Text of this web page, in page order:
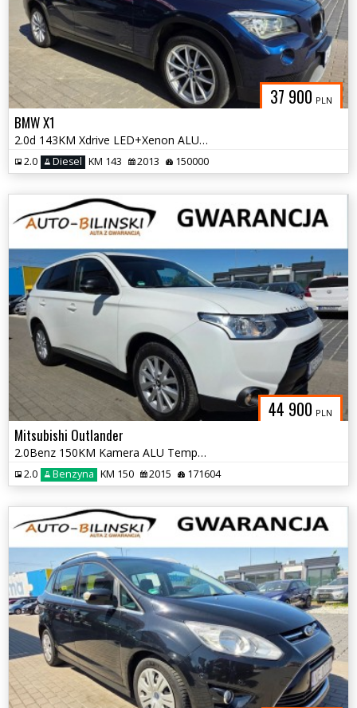
37 900 PLN
BMW X1
2.0d 143KM Xdrive LED+Xenon ALU Grz.Fotele Klimatr. Pdc Faktura Gwaran
2.0 Diesel KM 143 2013 150000
44 900 PLN
Mitsubishi Outlander
2.0Benz 150KM Kamera ALU Temp Grz.Fotele Serwis Faktura Gwarancja
2.0 Benzyna KM 150 2015 171604